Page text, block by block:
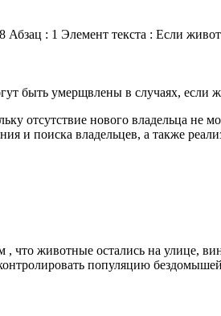
: 1 Элемент текста : Если
быть умерщвлены в случаях, если
отсутствие нового владельца не
и поиска владельцев, а также
животные остались на улице,
популяцию